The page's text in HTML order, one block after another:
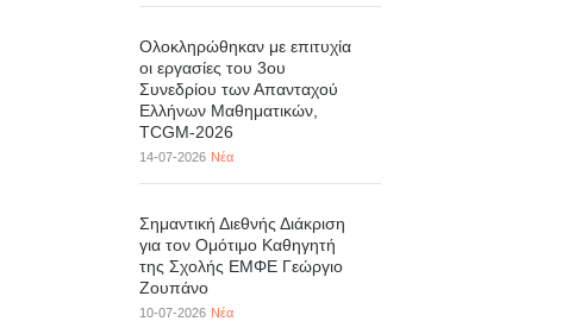
Ολοκληρώθηκαν με επιτυχία
οι εργασίες του 3ου
Συνεδρίου των Απανταχού
Ελλήνων Μαθηματικών,
TCGM-2026
14-07-2026 Νέα
Σημαντική Διεθνής Διάκριση
για τον Ομότιμο Καθηγητή
της Σχολής ΕΜΦΕ Γεώργιο
Ζουπάνο
10-07-2026 Νέα